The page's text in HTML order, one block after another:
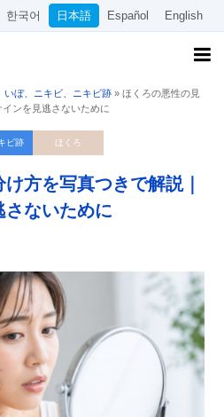
한국어 日本語 Español English
いぼ、ニキビ、ニキビ跡 » ほくろの悪性の見
ンを見逃さないために
ビ跡 ほくろ
方を写真つきで解説｜
さないために